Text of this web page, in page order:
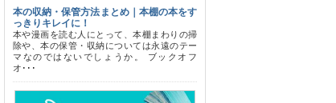
本の収納・保管方法まとめ｜本棚の本をす
っきりキレイに！
本や漫画を読む人にとって、本棚まわりの掃
除や、本の保管・収納については永遠のテー
マなのではないでしょうか。 ブックオフ
オ･･･